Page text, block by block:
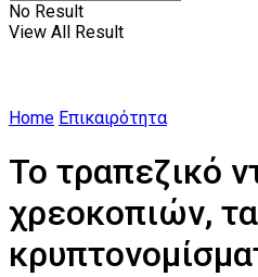
No Result
View All Result
Home Επικαιρότητα
Το τραπεζικό
χρεοκοπιών,